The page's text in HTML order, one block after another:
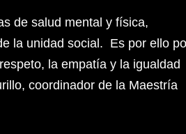
de salud mental y física,
la unidad social. Es por ello
la empatía y la igualdad
coordinador de la Maestría